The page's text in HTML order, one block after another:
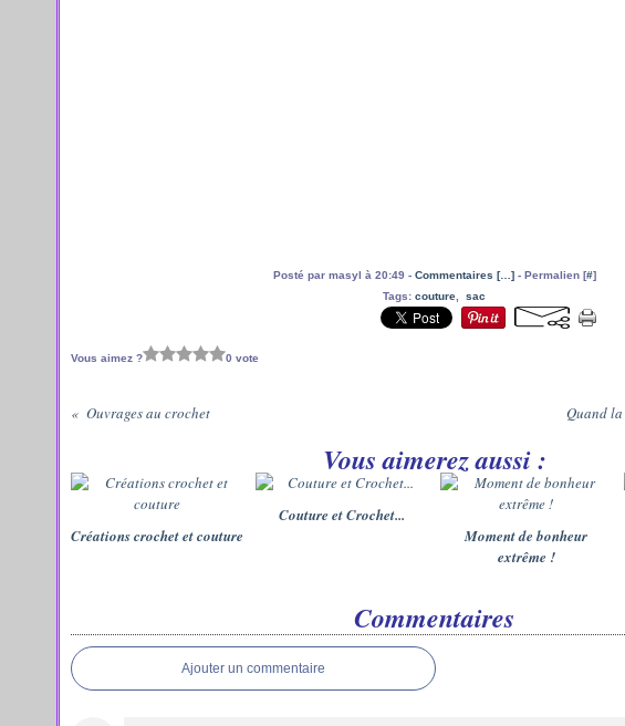
Posté par masyl à 20:49 - Commentaires [… ]- Permalien [#]
Tags: couture sac
Vous aimez ? 0 vote
Ouvrages au crochet Quand la
Vous aimerez aussi :
Créations crochet et couture
Couture et Crochet...
Moment de bonheur
extrême !
Commentaires
Ajouter un commentaire